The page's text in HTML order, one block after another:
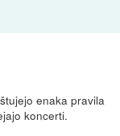
enaka pravila
koncerti.